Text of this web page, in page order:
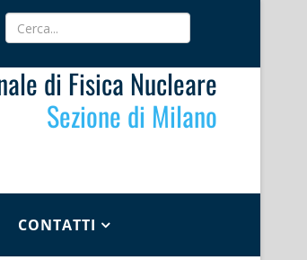
di Fisica Nucleare
Sezione di Milano
CONTATTI